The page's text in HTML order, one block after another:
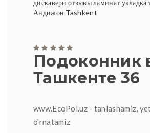
Подоконник
Ташкенте 36
www.EcoPol.uz - tanlashamiz,
o'rnatamiz